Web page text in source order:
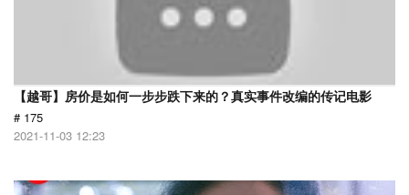
【越哥】房价是如何一步步跌下来的？真实事件改编的传记电影
# 175
2021-11-03 12:23